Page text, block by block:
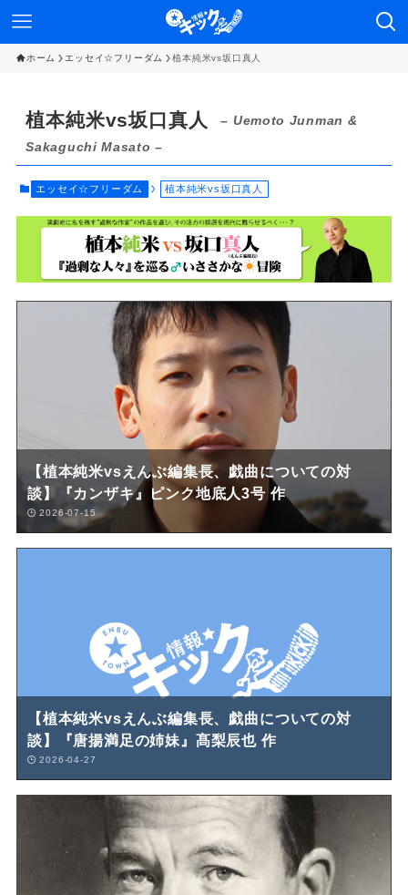
ホーム エッセイ☆フリーダム 植本純米vs坂口真人
植本純米vs坂口真人
– Uemoto Junman &
Sakaguchi Masato –
エッセイ☆フリーダム 植本純米vs坂口真人
【植本純米vsえんぶ編集長、戯曲についての対
談】『カンザキ』ピンク地底人3号 作
2026-07-15
【植本純米vsえんぶ編集長、戯曲についての対
談】『唐揚満足の姉妹』髙梨辰也 作
2026-04-27